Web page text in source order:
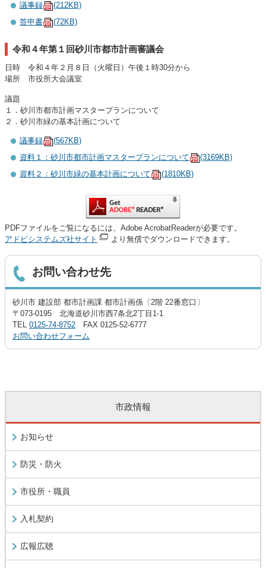
議事録
(212KB)
答申書
(72KB)
令和４年第１回砂川市都市計画審議会
日時 令和４年２月８日（火曜日）午後１時30分から
場所 市役所大会議室
議題
１．砂川市都市計画マスタープランについて
２．砂川市緑の基本計画について
議事録
(567KB)
資料１：砂川市都市計画マスタープランについて
(3169KB)
資料２：砂川市緑の基本計画について
(1810KB)
PDFファイルをご覧になるには、Adobe AcrobatReaderが必要です。
アドビシステムズ社サイト
より無償でダウンロードできます。
お問い合わせ先
砂川市 建設部 都市計画課 都市計画係〔2階 22番窓口〕
〒073-0195 北海道砂川市西7条北2丁目1-1
TEL 0125-74-8752 FAX 0125-52-6777
お問い合わせフォーム
市政情報
お知らせ
防災・防火
市役所・職員
入札契約
広報広聴